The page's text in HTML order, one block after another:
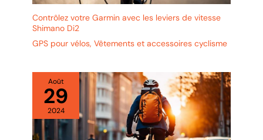
Contrôlez votre Garmin avec les leviers de vitesse
Shimano Di2
GPS pour vélos, Vêtements et accessoires cyclisme
Août
29
2024